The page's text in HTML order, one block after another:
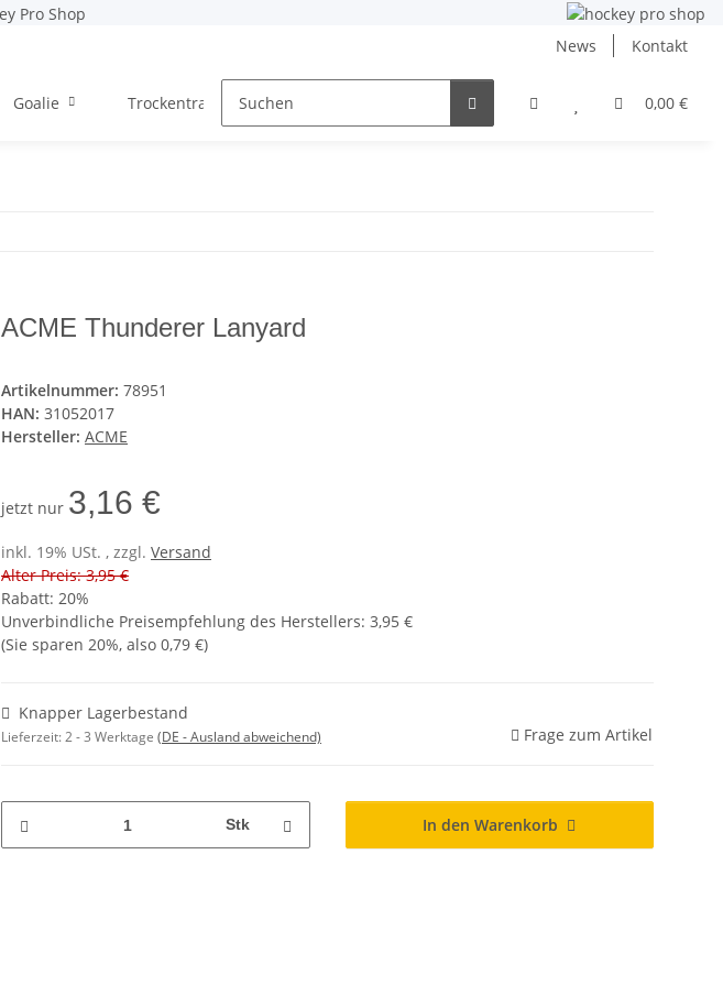
News Kontakt
0,00 €
Goalie Trockentraining NHL und DEB Angebote
ACME Thunderer Lanyard
Artikelnummer: 78951
HAN: 31052017
Hersteller: ACME
jetzt nur 3,16 €
inkl. 19% USt. , zzgl. Versand
Alter Preis: 3,95 €
Rabatt: 20%
Unverbindliche Preisempfehlung des Herstellers: 3,95 €
(Sie sparen 20%, also 0,79 €)
Knapper Lagerbestand
Lieferzeit:2 - 3 Werktage (DE - Ausland abweichend) Frage zum Artikel
Stk In den Warenkorb